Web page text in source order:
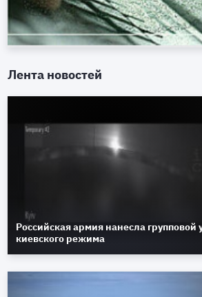
Лента новостей
Российская армия нанесла групповой
киевского режима